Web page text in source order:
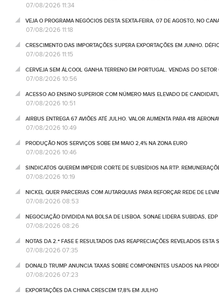
07/08/2026 11:34
VEJA O PROGRAMA NEGÓCIOS DESTA SEXTA-FEIRA, 07 DE AGOSTO, NO
07/08/2026 11:18
CRESCIMENTO DAS IMPORTAÇÕES SUPERA EXPORTAÇÕES EM JUNHO.
07/08/2026 11:15
CERVEJA SEM ÁLCOOL GANHA TERRENO EM PORTUGAL. VENDAS DO
07/08/2026 10:56
ACESSO AO ENSINO SUPERIOR COM NÚMERO MAIS ELEVADO DE
07/08/2026 10:51
AIRBUS ENTREGA 67 AVIÕES ATÉ JULHO. VALOR AUMENTA PARA 418
07/08/2026 10:49
PRODUÇÃO NOS SERVIÇOS SOBE EM MAIO 2,4% NA ZONA EURO
07/08/2026 10:46
SINDICATOS QUEREM IMPEDIR CORTE DE SUBSÍDIOS NA RTP.
07/08/2026 10:19
NICKEL QUER PARCERIAS COM AUTARQUIAS PARA REFORÇAR REDE DE
07/08/2026 08:53
NEGOCIAÇÃO DIVIDIDA NA BOLSA DE LISBOA. SONAE LIDERA SUBIDAS, EDP
07/08/2026 08:26
NOTAS DA 2.ª FASE E RESULTADOS DAS REAPRECIAÇÕES REVELADOS ESTA
07/08/2026 07:35
DONALD TRUMP ANUNCIA TAXAS SOBRE COMPONENTES USADOS NA
07/08/2026 07:23
EXPORTAÇÕES DA CHINA CRESCEM 17,8% EM JULHO